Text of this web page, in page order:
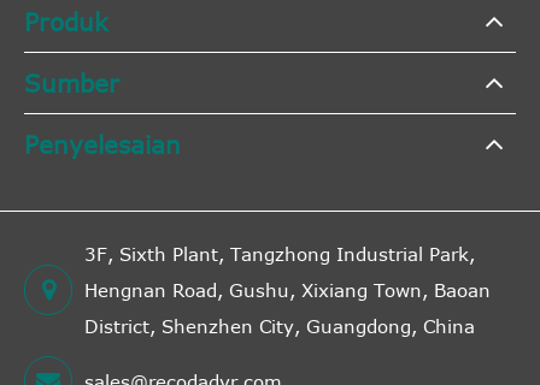
Produk
Sumber
Penyelesaian
3F, Sixth Plant, Tangzhong Industrial Park,
Hengnan Road, Gushu, Xixiang Town, Baoan
District, Shenzhen City, Guangdong, China